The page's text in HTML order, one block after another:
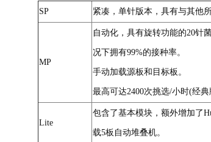
SP 紧凑，单针版本，具有与其他
MP
自动化，具有旋转功能的20针
况下拥有99%的接种率。
手动加载源板和目标板。
最高可达2400次挑选/小时(经典
Lite
包含了基本模块，额外增加了
载5板自动堆叠机。